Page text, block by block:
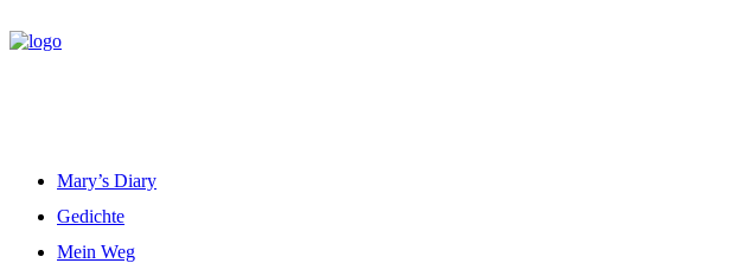
Mary’s Diary
Gedichte
Mein Weg